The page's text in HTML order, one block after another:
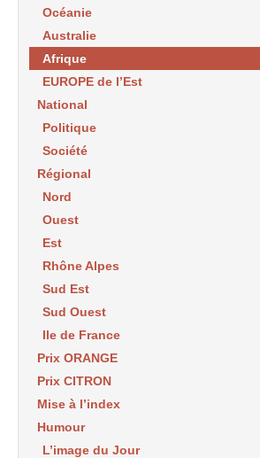
Océanie
Australie
Afrique
EUROPE de l’Est
National
Politique
Société
Régional
Nord
Ouest
Est
Rhône Alpes
Sud Est
Sud Ouest
Ile de France
Prix ORANGE
Prix CITRON
Mise à l’index
Humour
L’image du Jour